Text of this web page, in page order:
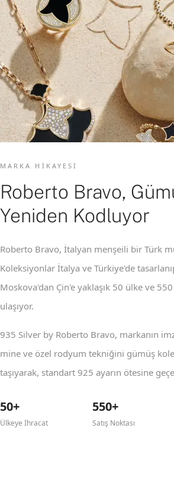
MARKA HIKAYESI
Roberto Bravo,
Yeniden Kodluyor
Roberto Bravo, İtalyan menşeili bir Türk
Koleksiyonlar İtalya ve Türkiye'de
Moskova'dan Çin'e yaklaşık 50 ülke ve 550
ulaşıyor.
935 Silver by Roberto Bravo, markanın
mine ve özel rodyum tekniğini gümüş
taşıyarak, standart 925 ayarın ötesine
50+
Ülkeye İhracat
550+
Satış Noktası